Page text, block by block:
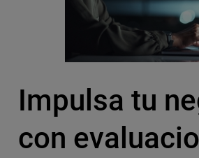
Impulsa tu
con